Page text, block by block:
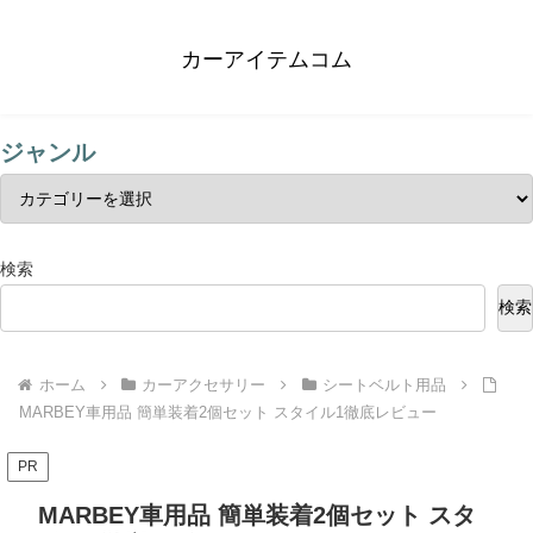
カーアイテムコム
ジャンル
検索
検索
ホーム カーアクセサリー
シートベルト用品
MARBEY車用品 簡単装着2個セット スタイル1徹底レビュー
PR
MARBEY車用品 簡単装着2個セット スタ